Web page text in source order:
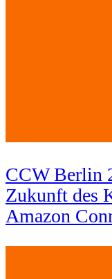
CCW Berlin
Zukunft des
Amazon